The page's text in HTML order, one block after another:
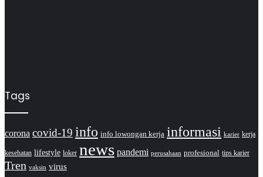
Tags
corona covid-19 info info lowongan kerja informasi karier kerja
kesehatan lifestyle loker news pandemi perusahaan profesional tips karier
Tren vaksin virus